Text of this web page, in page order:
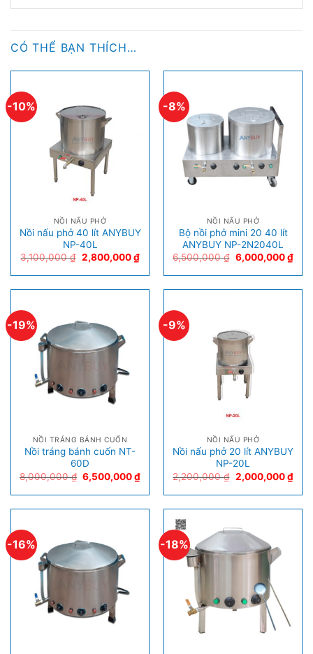
CÓ THỂ BẠN THÍCH…
-10%
NỒI NẤU PHỞ
Nồi nấu phở 40 lít ANYBUY
NP-40L
3,100,000₫ 2,800,000₫
-8%
NỒI NẤU PHỞ
Bộ nồi phở mini 20 40 lít
ANYBUY NP-2N2040L
6,500,000₫ 6,000,000₫
-19%
NỒI TRÁNG BÁNH CUỐN
Nồi tráng bánh cuốn NT-
60D
8,000,000₫ 6,500,000₫
-9%
NỒI NẤU PHỞ
Nồi nấu phở 20 lít ANYBUY
NP-20L
2,200,000₫ 2,000,000₫
-16% -18%